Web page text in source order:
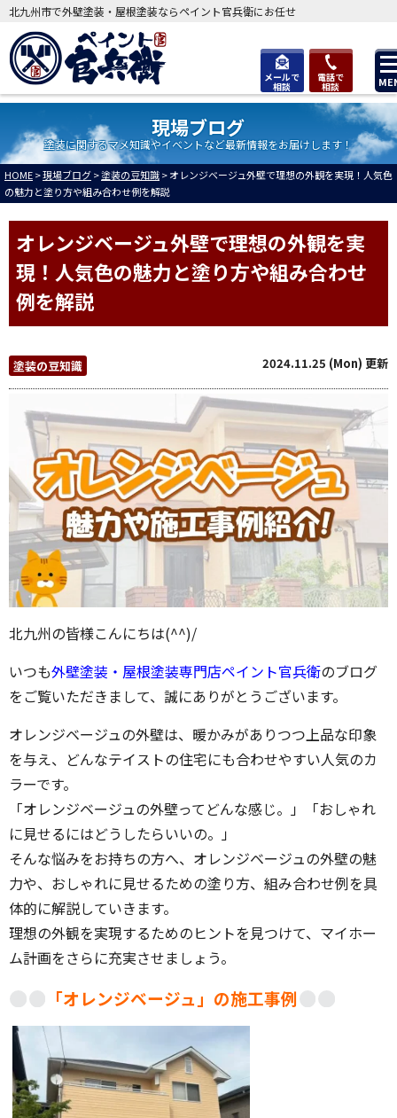
メールで
相談
電話で
相談
北九州市で外壁塗装・屋根塗装ならペイント官兵衛にお任せ
現場ブログ
塗装に関するマメ知識やイベントなど最新情報をお届けします！
HOME>現場ブログ>塗装の豆知識>オレンジベージュ外壁で理想の外観を実現！人気色
の魅力と塗り方や組み合わせ例を解説
オレンジベージュ外壁で理想の外観を実
現！人気色の魅力と塗り方や組み合わせ
例を解説
塗装の豆知識 2024.11.25 (Mon) 更新
北九州の皆様こんにちは(^^)/
いつも外壁塗装・屋根塗装専門店ペイント官兵衛のブログ
をご覧いただきまして、誠にありがとうございます。
オレンジベージュの外壁は、暖かみがありつつ上品な印象
を与え、どんなテイストの住宅にも合わせやすい人気のカ
ラーです。
「オレンジベージュの外壁ってどんな感じ。」「おしゃれ
に見せるにはどうしたらいいの。」
そんな悩みをお持ちの方へ、オレンジベージュの外壁の魅
力や、おしゃれに見せるための塗り方、組み合わせ例を具
体的に解説していきます。
理想の外観を実現するためのヒントを見つけて、マイホー
ム計画をさらに充実させましょう。
「オレンジベージュ」の施工事例